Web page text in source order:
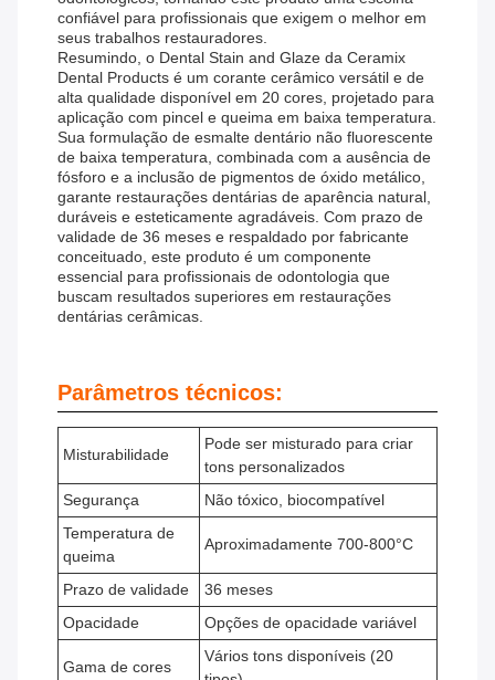
confiável para profissionais que exigem o melhor em
seus trabalhos restauradores.
Resumindo, o Dental Stain and Glaze da Ceramix
Dental Products é um corante cerâmico versátil e de
alta qualidade disponível em 20 cores, projetado para
aplicação com pincel e queima em baixa temperatura.
Sua formulação de esmalte dentário não fluorescente
de baixa temperatura, combinada com a ausência de
fósforo e a inclusão de pigmentos de óxido metálico,
garante restaurações dentárias de aparência natural,
duráveis ​​e esteticamente agradáveis. Com prazo de
validade de 36 meses e respaldado por fabricante
conceituado, este produto é um componente
essencial para profissionais de odontologia que
buscam resultados superiores em restaurações
dentárias cerâmicas.
Parâmetros técnicos:
Misturabilidade
Pode ser misturado para criar
tons personalizados
Segurança
Não tóxico, biocompatível
Temperatura de
queima
Aproximadamente 700-800°C
Prazo de validade
36 meses
Opacidade
Opções de opacidade variável
Gama de cores
Vários tons disponíveis (20